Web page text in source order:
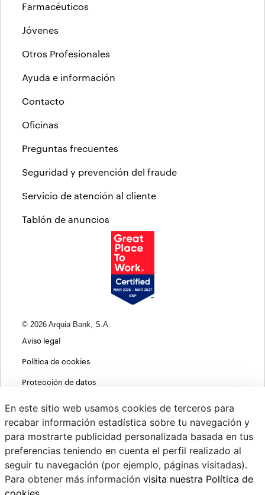
Farmacéuticos
Jóvenes
Otros Profesionales
Ayuda e información
Contacto
Oficinas
Preguntas frecuentes
Seguridad y prevención del fraude
Servicio de atención al cliente
Tablón de anuncios
© 2026 Arquia Bank, S.A.
Aviso legal
Política de cookies
Protección de datos
Política de privacidad web
MIFID
PSD2
Cambio de divisas
En este sitio web usamos cookies de terceros para
recabar información estadística sobre tu navegación y
para mostrarte publicidad personalizada basada en tus
preferencias teniendo en cuenta el perfil realizado al
seguir tu navegación (por ejemplo, páginas visitadas).
Para obtener más información visita nuestra Política de